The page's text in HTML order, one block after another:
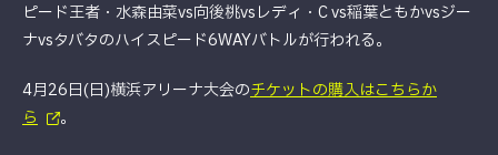
ピード王者・水森由菜vs向後桃vsレディ・C vs稲葉ともかvsジー
ナvsタバタのハイスピード6WAYバトルが行われる。
4月26日(日)横浜アリーナ大会のチケットの購入はこちらか
ら
。